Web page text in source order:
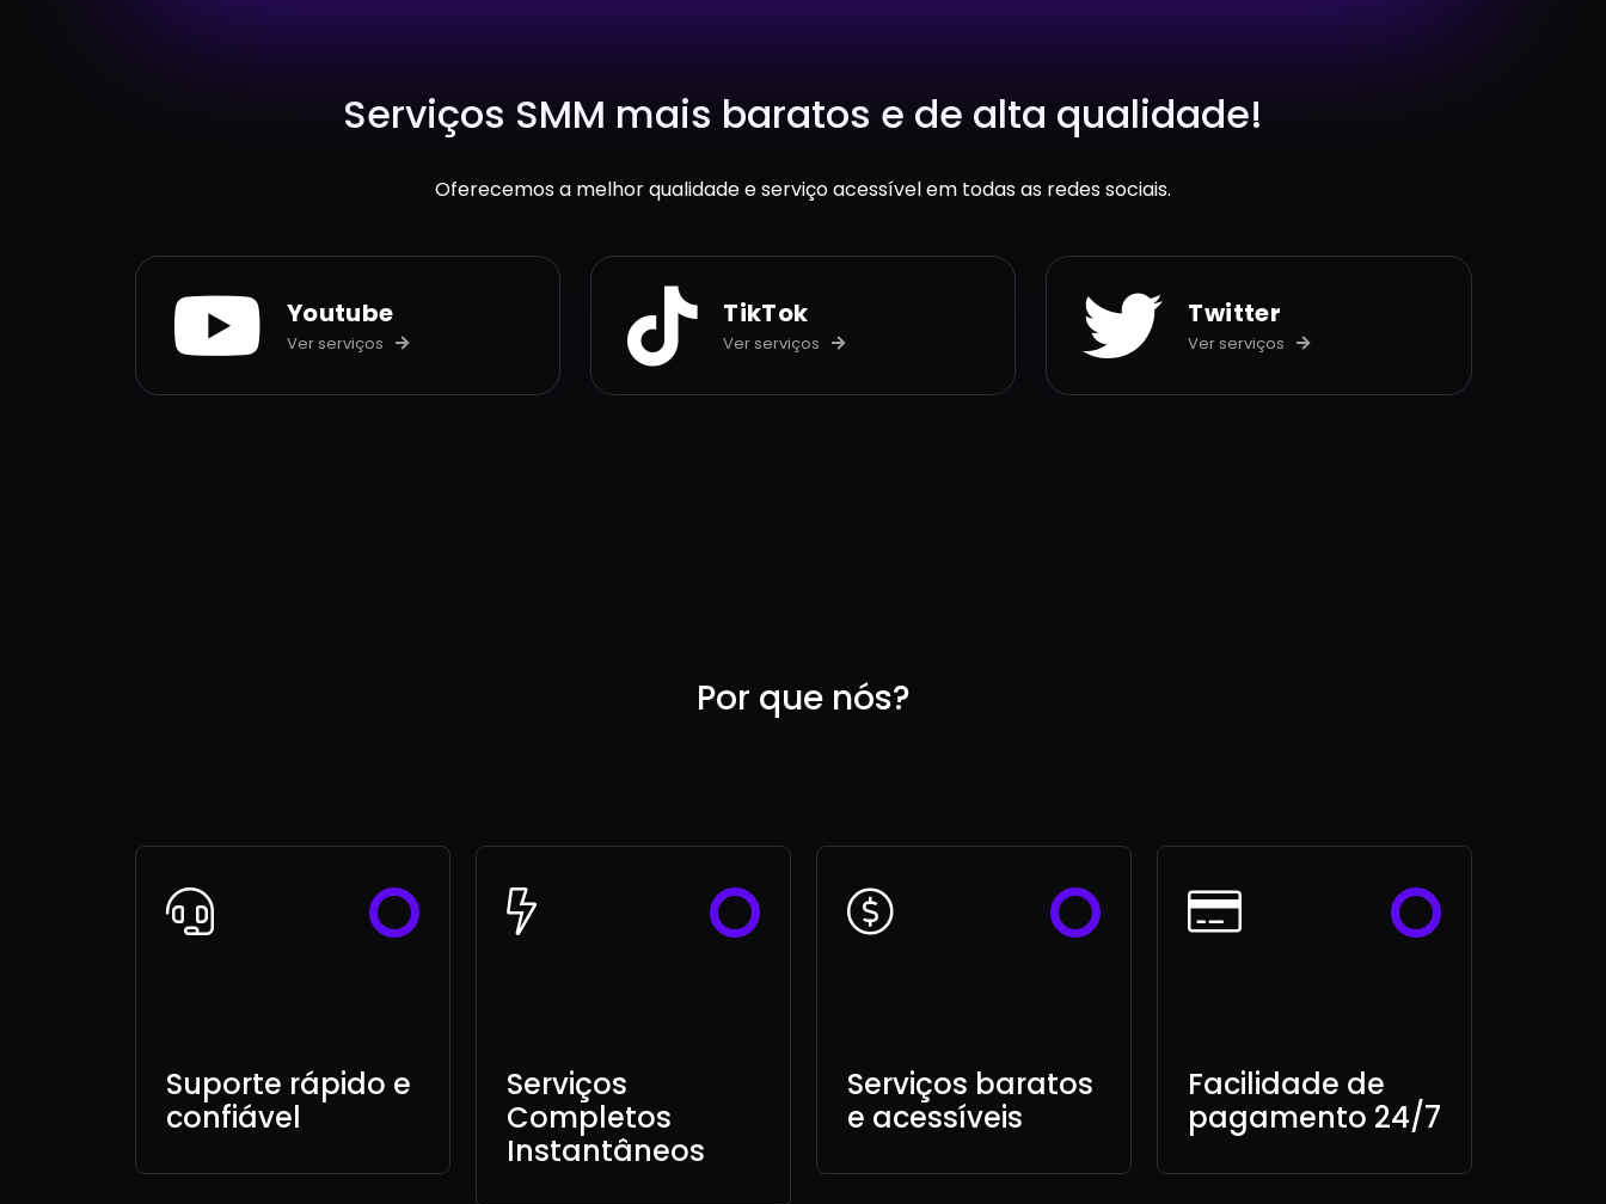
Serviços SMM mais baratos e de alta qualidade!
Oferecemos a melhor qualidade e serviço acessível em todas as redes sociais.
Youtube
Ver serviços
TikTok
Ver serviços
Twitter
Ver serviços
Por que nós?
Suporte rápido e
confiável
Serviços
Completos
Instantâneos
Serviços baratos
e acessíveis
Facilidade de
pagamento 24/7